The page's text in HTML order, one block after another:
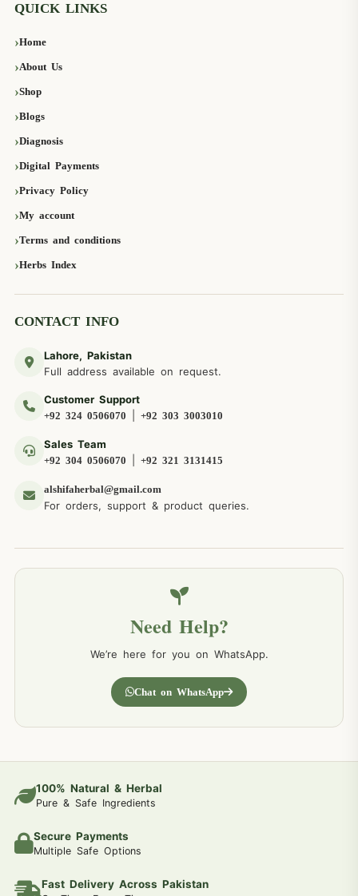
QUICK LINKS
Home
About Us
Shop
Blogs
Diagnosis
Digital Payments
Privacy Policy
My account
Terms and conditions
Herbs Index
CONTACT INFO
Lahore, Pakistan
Full address available on request.
Customer Support
+92 324 0506070 +92 303 3003010
Sales Team
+92 304 0506070 +92 321 3131415
alshifaherbal@gmail.com
For orders, support & product queries.
Need Help?
We’re here for you on WhatsApp.
Chat on WhatsApp
100% Natural & Herbal
Pure & Safe Ingredients
Secure Payments
Multiple Safe Options
Fast Delivery Across Pakistan